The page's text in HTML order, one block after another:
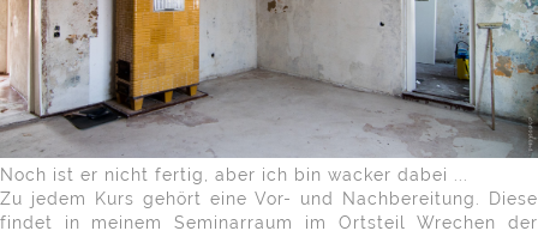
Noch ist er nicht fertig, aber ich bin wacker dabei ...
Zu jedem Kurs gehört eine Vor- und Nachbereitung. Diese
findet in meinem Seminarraum im Ortsteil Wrechen der